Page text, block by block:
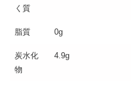
く質
脂質 0g
炭水化
物
4.9g